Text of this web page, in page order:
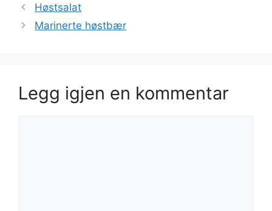
Høstsalat
Marinerte høstbær
Legg igjen en kommentar